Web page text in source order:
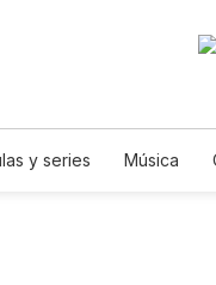
y series Música